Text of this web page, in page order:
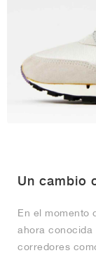
Un cambio
En el momento
ahora conocida
corredores